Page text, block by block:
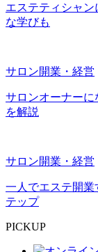
エステティシャ
な学びも
サロン開業・経営
サロンオーナー
を解説
サロン開業・経営
一人でエステ開業
テップ
PICKUP